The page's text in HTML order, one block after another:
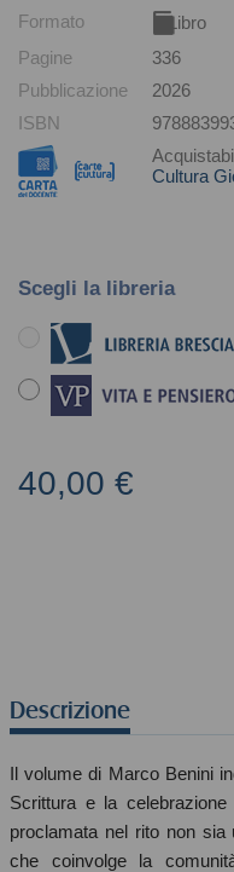
Formato
Libro
Pagine
336
Pubblicazione
2026
ISBN
Cultura
Scegli la libreria
40,00 €
Descrizione
Il volume di Marco Benini
Scrittura e la
proclamata nel rito non
che coinvolge la